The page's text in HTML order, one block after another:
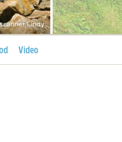
Cindy
Video